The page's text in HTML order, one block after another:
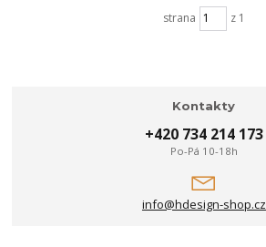
strana z 1
Kontakty
+420 734 214 173
Po-Pá 10-18h
info@hdesign-shop.cz